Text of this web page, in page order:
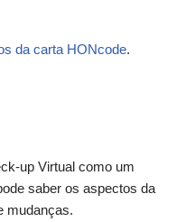
da carta HONcode.
up Virtual como um
saber os aspectos da
mudanças.